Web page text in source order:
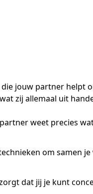
jouw partner helpt
zij allemaal uit
weet precies
om samen je
dat jij je kunt